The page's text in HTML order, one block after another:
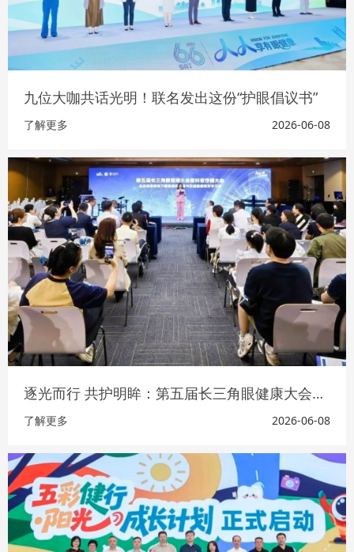
九位大咖共话光明！联名发出这份“护眼倡议书”
了解更多 2026-06-08
逐光而行 共护明眸：第五届长三角眼健康大会暨科普传播大会在沪举行
了解更多 2026-06-08